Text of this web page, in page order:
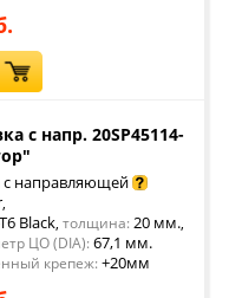
с напр. 20SP45114-
с направляющей
,
Black, толщина: 20 мм.,
ЦО (DIA): 67,1 мм.
крепеж: +20мм